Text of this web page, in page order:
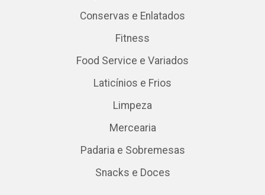
Conservas e Enlatados
Fitness
Food Service e Variados
Laticínios e Frios
Limpeza
Mercearia
Padaria e Sobremesas
Snacks e Doces